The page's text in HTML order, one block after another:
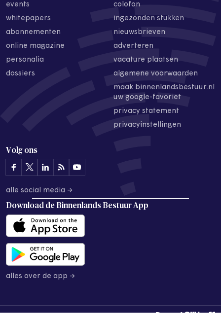
events
whitepapers
abonnementen
online magazine
personalia
dossiers
colofon
ingezonden stukken
nieuwsbrieven
adverteren
vacature plaatsen
algemene voorwaarden
maak binnenlandsbestuur.nl
uw google-favoriet
privacy statement
privacyinstellingen
Volg ons
alle social media →
Download de Binnenlands Bestuur App
alles over de app →